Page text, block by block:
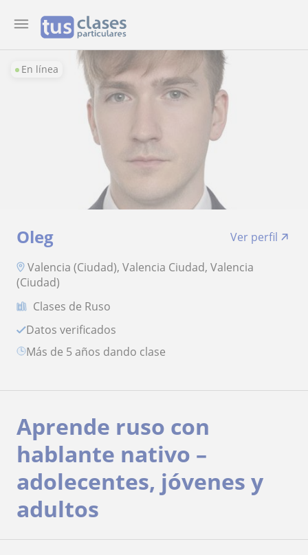
En línea
Oleg
Ver perfil
Valencia (Ciudad), Valencia Ciudad, Valencia
(Ciudad)
Clases de Ruso
Datos verificados
más de 5 años dando clase
Aprende ruso con
hablante nativo –
adolecentes, jóvenes y
adultos